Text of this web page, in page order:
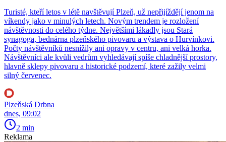
Turisté, kteří letos v létě navštěvují Plzeň, už nepřijíždějí jenom na
víkendy jako v minulých letech. Novým trendem je rozložení
návštěvnosti do celého týdne. Největšími lákadly jsou Stará
synagoga, bednárna plzeňského pivovaru a výstava o Hurvínkovi.
Počty návštěvníků nesnížily ani opravy v centru, ani velká horka.
Návštěvníci ale kvůli vedrům vyhledávají spíše chladnější prostory,
hlavně sklepy pivovaru a historické podzemí, které zažily velmi
silný červenec.
Plzeňská Drbna
dnes, 09:02
2 min
Reklama